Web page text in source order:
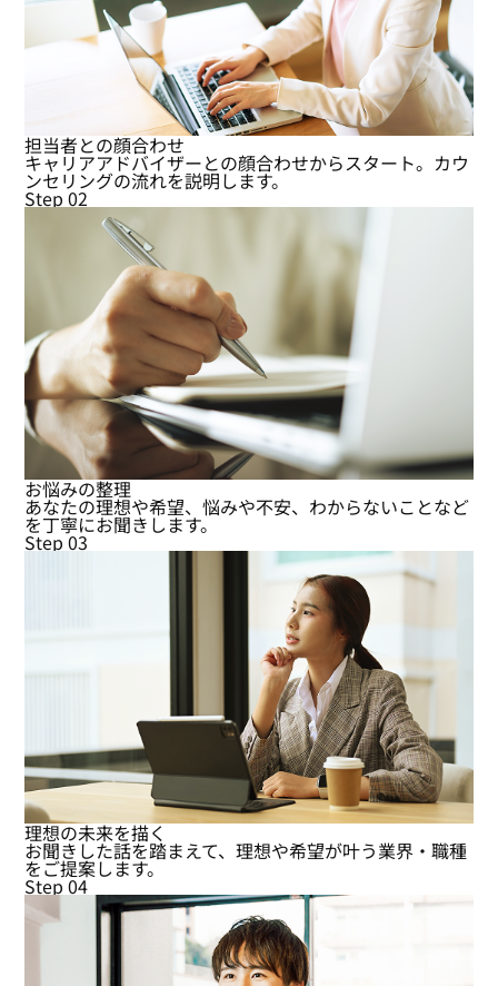
担当者との顔合わせ
キャリアアドバイザーとの顔合わせからスタート。カウ
ンセリングの流れを説明します。
Step 02
お悩みの整理
あなたの理想や希望、悩みや不安、わからないことなど
を丁寧にお聞きします。
Step 03
理想の未来を描く
お聞きした話を踏まえて、理想や希望が叶う業界・職種
をご提案します。
Step 04